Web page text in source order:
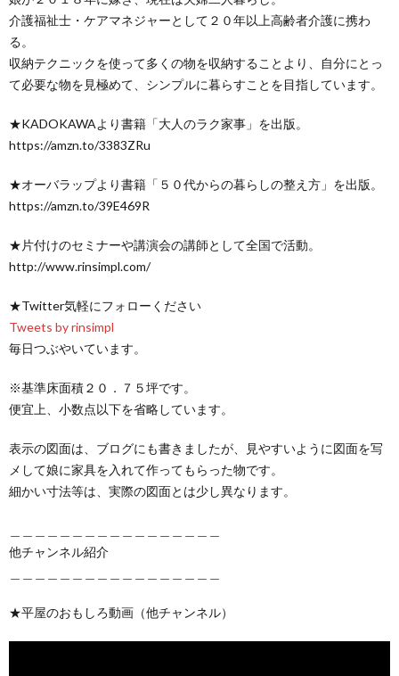
介護福祉士・ケアマネジャーとして２０年以上高齢者介護に携わ
る。
収納テクニックを使って多くの物を収納することより、自分にとっ
て必要な物を見極めて、シンプルに暮らすことを目指しています。
★KADOKAWAより書籍「大人のラク家事」を出版。
https://amzn.to/3383ZRu
★オーバラップより書籍「５０代からの暮らしの整え方」を出版。
https://amzn.to/39E469R
★片付けのセミナーや講演会の講師として全国で活動。
http://www.rinsimpl.com/
★Twitter気軽にフォローください
Tweets by rinsimpl
毎日つぶやいています。
※基準床面積２０．７５坪です。
便宜上、小数点以下を省略しています。
表示の図面は、ブログにも書きましたが、見やすいように図面を写
メして娘に家具を入れて作ってもらった物です。
細かい寸法等は、実際の図面とは少し異なります。
他チャンネル紹介
★平屋のおもしろ動画（他チャンネル）